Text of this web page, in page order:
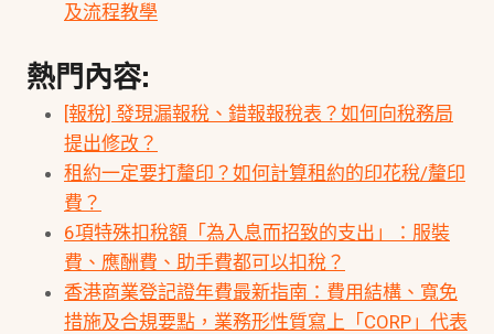
及流程教學
熱門內容:
[報稅] 發現漏報稅、錯報報稅表？如何向稅務局
提出修改？
租約一定要打釐印？如何計算租約的印花稅/釐印
費？
6項特殊扣稅額「為入息而招致的支出」：服裝
費、應酬費、助手費都可以扣稅？
香港商業登記證年費最新指南：費用結構、寬免
措施及合規要點，業務形性質寫上「CORP」代表